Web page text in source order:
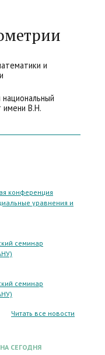
и
имени В.Н.
конференция
уравнения и
семинар
семинар
Читать все новости
СЕГОДНЯ